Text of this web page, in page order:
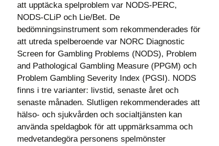
att upptäcka spelproblem var NODS-PERC,
NODS-CLiP och Lie/Bet. De
bedömningsinstrument som rekommenderades för
att utreda spelberoende var NORC Diagnostic
Screen for Gambling Problems (NODS), Problem
and Pathological Gambling Measure (PPGM) och
Problem Gambling Severity Index (PGSI). NODS
finns i tre varianter: livstid, senaste året och
senaste månaden. Slutligen rekommenderades att
hälso- och sjukvården och socialtjänsten kan
använda speldagbok för att uppmärksamma och
medvetandegöra personens spelmönster